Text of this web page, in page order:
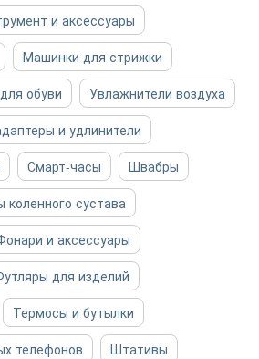
и аксессуары
Машинки для стрижки
обуви
Увлажнители воздуха
и удлинители
Смарт-часы
Швабры
коленного сустава
и аксессуары
для изделий
Термосы и бутылки
телефонов
Штативы